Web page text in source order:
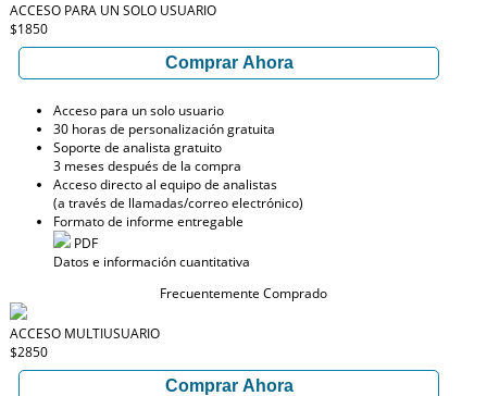
ACCESO PARA UN SOLO USUARIO
$1850
Comprar Ahora
Acceso para un solo usuario
30 horas de personalización gratuita
Soporte de analista gratuito
3 meses después de la compra
Acceso directo al equipo de analistas
(a través de llamadas/correo electrónico)
Formato de informe entregable
PDF
Datos e información cuantitativa
Frecuentemente Comprado
ACCESO MULTIUSUARIO
$2850
Comprar Ahora